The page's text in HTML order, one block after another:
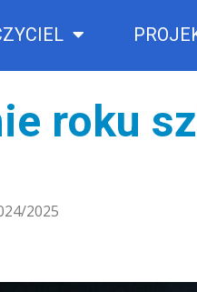
roku
2025